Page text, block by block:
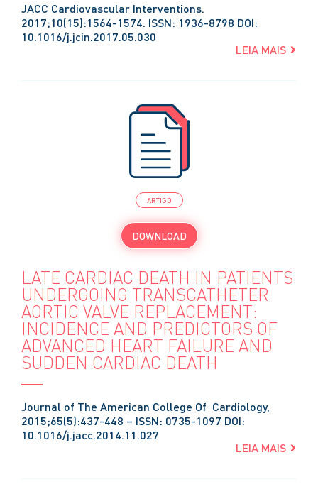
JACC Cardiovascular Interventions.
2017;10(15):1564-1574. ISSN: 1936-8798 DOI:
10.1016/j.jcin.2017.05.030
LEIA MAIS
ARTIGO
DOWNLOAD
LATE CARDIAC DEATH IN PATIENTS
UNDERGOING TRANSCATHETER
AORTIC VALVE REPLACEMENT:
INCIDENCE AND PREDICTORS OF
ADVANCED HEART FAILURE AND
SUDDEN CARDIAC DEATH
Journal of The American College Of Cardiology,
2015;65(5):437-448 – ISSN: 0735-1097 DOI:
10.1016/j.jacc.2014.11.027
LEIA MAIS